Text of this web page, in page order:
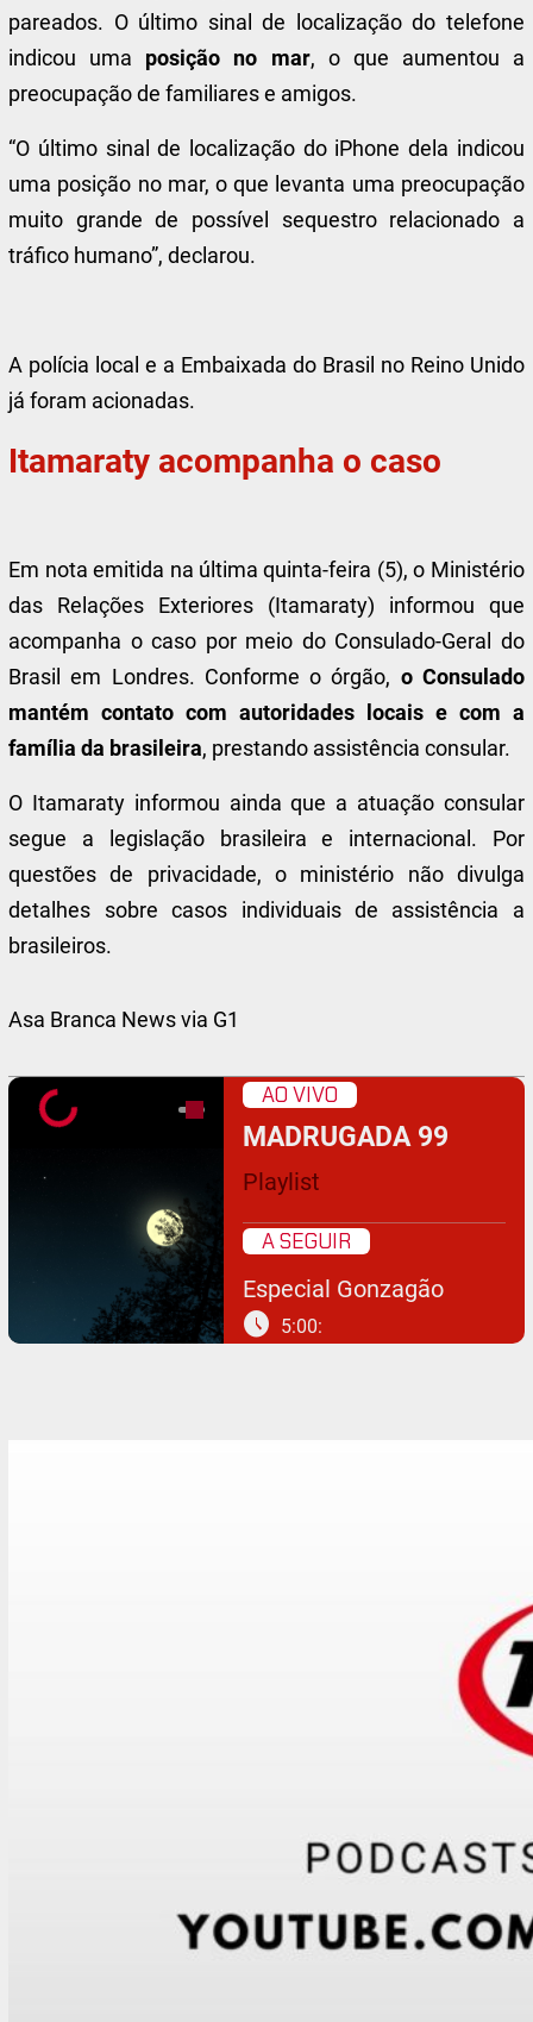
pareados. O último sinal de localização do telefone
indicou uma posição no mar, o que aumentou a
preocupação de familiares e amigos.
“O último sinal de localização do iPhone dela indicou
uma posição no mar, o que levanta uma preocupação
muito grande de possível sequestro relacionado a
tráfico humano”, declarou.
A polícia local e a Embaixada do Brasil no Reino Unido
já foram acionadas.
Itamaraty acompanha o caso
Em nota emitida na última quinta-feira (5), o Ministério
das Relações Exteriores (Itamaraty) informou que
acompanha o caso por meio do Consulado-Geral do
Brasil em Londres. Conforme o órgão, o Consulado
mantém contato com autoridades locais e com a
família da brasileira, prestando assistência consular.
O Itamaraty informou ainda que a atuação consular
segue a legislação brasileira e internacional. Por
questões de privacidade, o ministério não divulga
detalhes sobre casos individuais de assistência a
brasileiros.
Asa Branca News via G1
AO VIVO
MADRUGADA 99
Playlist
A SEGUIR
Especial Gonzagão
schedule 5:00: